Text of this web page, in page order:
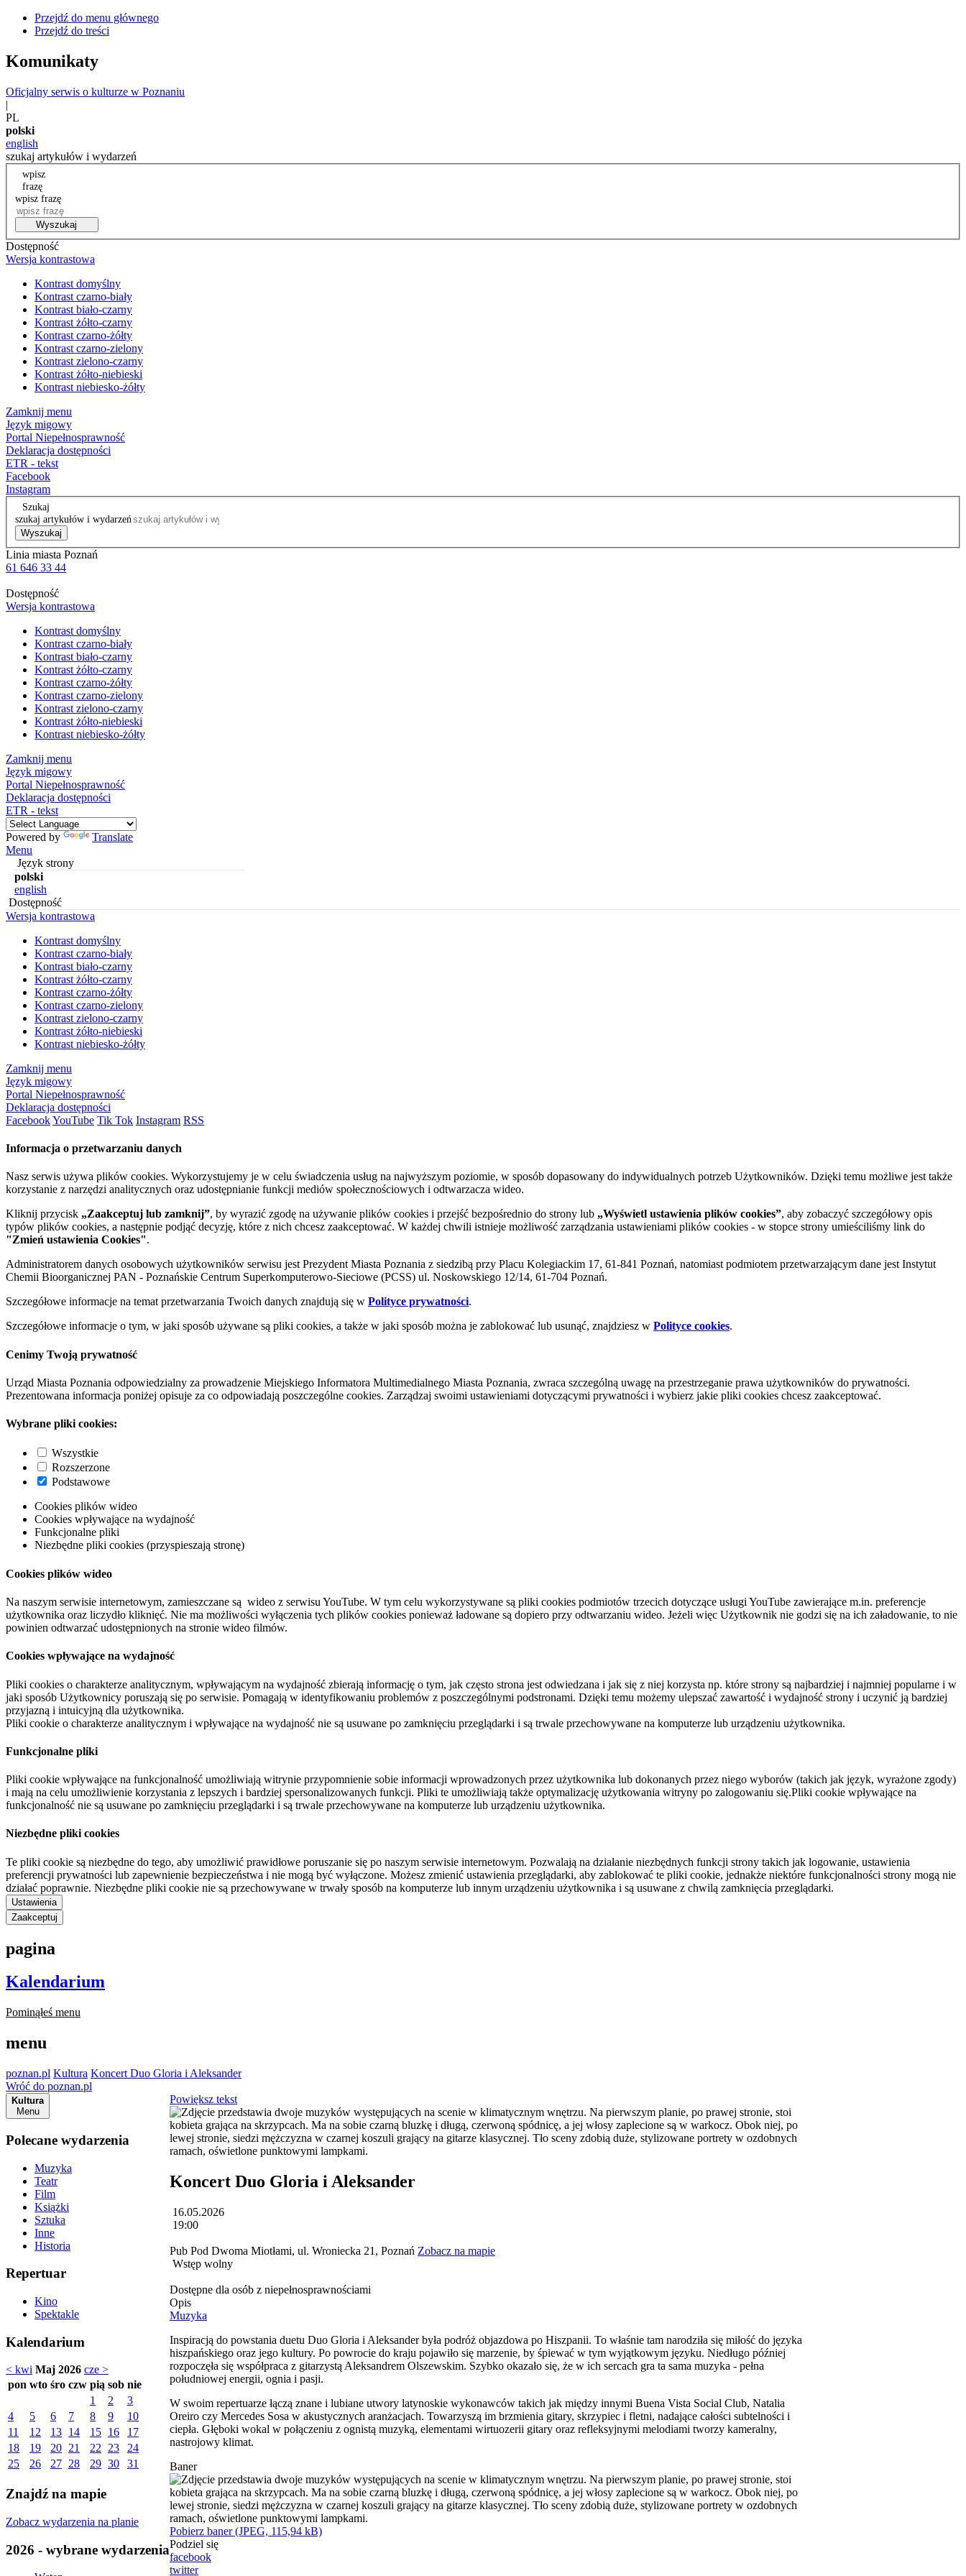
Przejdź do menu głównego
Przejdź do treści
Komunikaty
Oficjalny serwis o kulturze w Poznaniu
|
PL
polski
english
szukaj artykułów i wydarzeń
wpisz
frazę
wpisz frazę
Wyszukaj
Dostępność
Wersja kontrastowa
Kontrast domyślny
Kontrast czarno-biały
Kontrast biało-czarny
Kontrast żółto-czarny
Kontrast czarno-żółty
Kontrast czarno-zielony
Kontrast zielono-czarny
Kontrast żółto-niebieski
Kontrast niebiesko-żółty
Zamknij menu
Język migowy
Portal Niepełnosprawność
Deklaracja dostępności
ETR - tekst
Facebook
Instagram
Szukaj
szukaj artykułów i wydarzeń
Wyszukaj
Linia miasta Poznań
61 646 33 44
Dostępność
Wersja kontrastowa
Kontrast domyślny
Kontrast czarno-biały
Kontrast biało-czarny
Kontrast żółto-czarny
Kontrast czarno-żółty
Kontrast czarno-zielony
Kontrast zielono-czarny
Kontrast żółto-niebieski
Kontrast niebiesko-żółty
Zamknij menu
Język migowy
Portal Niepełnosprawność
Deklaracja dostępności
ETR - tekst
Powered by
Translate
Menu
Język strony
polski
english
Dostępność
Wersja kontrastowa
Kontrast domyślny
Kontrast czarno-biały
Kontrast biało-czarny
Kontrast żółto-czarny
Kontrast czarno-żółty
Kontrast czarno-zielony
Kontrast zielono-czarny
Kontrast żółto-niebieski
Kontrast niebiesko-żółty
Zamknij menu
Język migowy
Portal Niepełnosprawność
Deklaracja dostępności
FacebookYouTube Tik Tok Instagram RSS
Informacja o przetwarzaniu danych
Nasz serwis używa plików cookies. Wykorzystujemy je w celu świadczenia usług na najwyższym poziomie, w sposób dopasowany do indywidualnych potrzeb Użytkowników. Dzięki temu możliwe jest także
korzystanie z narzędzi analitycznych oraz udostępnianie funkcji mediów społecznościowych i odtwarzacza wideo.
Kliknij przycisk „Zaakceptuj lub zamknij”, by wyrazić zgodę na używanie plików cookies i przejść bezpośrednio do strony lub „Wyświetl ustawienia plików cookies”, aby zobaczyć szczegółowy opis
typów plików cookies, a następnie podjąć decyzję, które z nich chcesz zaakceptować. W każdej chwili istnieje możliwość zarządzania ustawieniami plików cookies - w stopce strony umieściliśmy link do
"Zmień ustawienia Cookies".
Administratorem danych osobowych użytkowników serwisu jest Prezydent Miasta Poznania z siedzibą przy Placu Kolegiackim 17, 61-841 Poznań, natomiast podmiotem przetwarzającym dane jest Instytut
Chemii Bioorganicznej PAN - Poznańskie Centrum Superkomputerowo-Sieciowe (PCSS) ul. Noskowskiego 12/14, 61-704 Poznań.
Szczegółowe informacje na temat przetwarzania Twoich danych znajdują się w Polityce prywatności.
Szczegółowe informacje o tym, w jaki sposób używane są pliki cookies, a także w jaki sposób można je zablokować lub usunąć, znajdziesz w Polityce cookies.
Cenimy Twoją prywatność
Urząd Miasta Poznania odpowiedzialny za prowadzenie Miejskiego Informatora Multimedialnego Miasta Poznania, zwraca szczególną uwagę na przestrzeganie prawa użytkowników do prywatności.
Prezentowana informacja poniżej opisuje za co odpowiadają poszczególne cookies. Zarządzaj swoimi ustawieniami dotyczącymi prywatności i wybierz jakie pliki cookies chcesz zaakceptować.
Wybrane pliki cookies:
Wszystkie
Rozszerzone
Podstawowe
Cookies plików wideo
Cookies wpływające na wydajność
Funkcjonalne pliki
Niezbędne pliki cookies (przyspieszają stronę)
Cookies plików wideo
Na naszym serwisie internetowym, zamieszczane są wideo z serwisu YouTube. W tym celu wykorzystywane są pliki cookies podmiotów trzecich dotyczące usługi YouTube zawierające m.in. preferencje
użytkownika oraz liczydło kliknięć. Nie ma możliwości wyłączenia tych plików cookies ponieważ ładowane są dopiero przy odtwarzaniu wideo. Jeżeli więc Użytkownik nie godzi się na ich załadowanie, to nie
powinien odtwarzać udostępnionych na stronie wideo filmów.
Cookies wpływające na wydajność
Pliki cookies o charakterze analitycznym, wpływającym na wydajność zbierają informację o tym, jak często strona jest odwiedzana i jak się z niej korzysta np. które strony są najbardziej i najmniej popularne i w
jaki sposób Użytkownicy poruszają się po serwisie. Pomagają w identyfikowaniu problemów z poszczególnymi podstronami. Dzięki temu możemy ulepszać zawartość i wydajność strony i uczynić ją bardziej
przyjazną i intuicyjną dla użytkownika.
Pliki cookie o charakterze analitycznym i wpływające na wydajność nie są usuwane po zamknięciu przeglądarki i są trwale przechowywane na komputerze lub urządzeniu użytkownika.
Funkcjonalne pliki
Pliki cookie wpływające na funkcjonalność umożliwiają witrynie przypomnienie sobie informacji wprowadzonych przez użytkownika lub dokonanych przez niego wyborów (takich jak język, wyrażone zgody)
i mają na celu umożliwienie korzystania z lepszych i bardziej spersonalizowanych funkcji. Pliki te umożliwiają także optymalizację użytkowania witryny po zalogowaniu się.Pliki cookie wpływające na
funkcjonalność nie są usuwane po zamknięciu przeglądarki i są trwale przechowywane na komputerze lub urządzeniu użytkownika.
Niezbędne pliki cookies
Te pliki cookie są niezbędne do tego, aby umożliwić prawidłowe poruszanie się po naszym serwisie internetowym. Pozwalają na działanie niezbędnych funkcji strony takich jak logowanie, ustawienia
preferencji prywatności lub zapewnienie bezpieczeństwa i nie mogą być wyłączone. Możesz zmienić ustawienia przeglądarki, aby zablokować te pliki cookie, jednakże niektóre funkcjonalności strony mogą nie
działać poprawnie. Niezbędne pliki cookie nie są przechowywane w trwały sposób na komputerze lub innym urządzeniu użytkownika i są usuwane z chwilą zamknięcia przeglądarki.
Ustawienia
Zaakceptuj
pagina
Kalendarium
Pominąłeś menu
menu
poznan.pl Kultura Koncert Duo Gloria i Aleksander
Wróć do poznan.pl
Kultura
Menu
Polecane wydarzenia
Muzyka
Teatr
Film
Książki
Sztuka
Inne
Historia
Repertuar
Kino
Spektakle
Kalendarium
< kwi Maj 2026 cze >
pon wto śro czw pią sob nie
1
2
3
4
5 6 7 8 9
10
11
12 13 14 15 16
17
18
19 20 21 22 23
24
25
26 27 28 29 30 31
Znajdź na mapie
Zobacz wydarzenia na planie
2026 - wybrane wydarzenia
Powiększ tekst
Koncert Duo Gloria i Aleksander
16.05.2026
19:00
Pub Pod Dwoma Miotłami, ul. Wroniecka 21, Poznań Zobacz na mapie
Wstęp wolny
Dostępne dla osób z niepełnosprawnościami
Opis
Muzyka
Inspiracją do powstania duetu Duo Gloria i Aleksander była podróż objazdowa po Hiszpanii. To właśnie tam narodziła się miłość do języka
hiszpańskiego oraz jego kultury. Po powrocie do kraju pojawiło się marzenie, by śpiewać w tym wyjątkowym języku. Niedługo później
rozpoczęła się współpraca z gitarzystą Aleksandrem Olszewskim. Szybko okazało się, że w ich sercach gra ta sama muzyka - pełna
południowej energii, ognia i pasji.
W swoim repertuarze łączą znane i lubiane utwory latynoskie wykonawców takich jak między innymi Buena Vista Social Club, Natalia
Oreiro czy Mercedes Sosa w akustycznych aranżacjach. Towarzyszą im brzmienia gitary, skrzypiec i fletni, nadające całości subtelności i
ciepła. Głęboki wokal w połączeniu z ognistą muzyką, elementami wirtuozerii gitary oraz refleksyjnymi melodiami tworzy kameralny,
nastrojowy klimat.
Baner
Pobierz baner (JPEG, 115,94 kB)
Podziel się
facebook
twitter